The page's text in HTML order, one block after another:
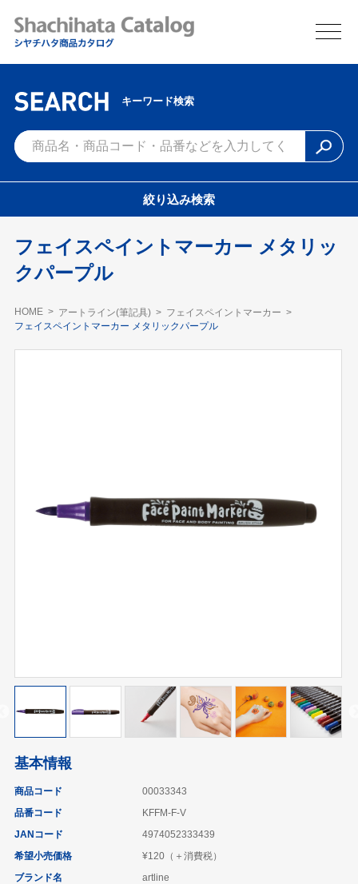
キーワード検索
絞り込み検索
フェイスペイントマーカー メタリッ
クパープル
HOME アートライン(筆記具)
フェイスペイントマーカー
フェイスペイントマーカー メタリックパープル
基本情報
商品コード
00033343
品番コード
KFFM-F-V
JANコード
4974052333439
希望小売価格
¥120（＋消費税）
ブランド名
artline